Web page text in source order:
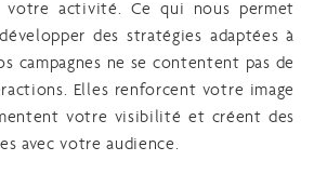
votre activité. Ce qui nous permet
des stratégies adaptées à
campagnes ne se contentent pas de
Elles renforcent votre image
votre visibilité et créent des
avec votre audience.